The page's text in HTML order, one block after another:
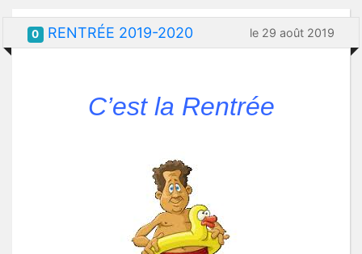
0 RENTRÉE 2019-2020 le 29 août 2019
C’est la Rentrée